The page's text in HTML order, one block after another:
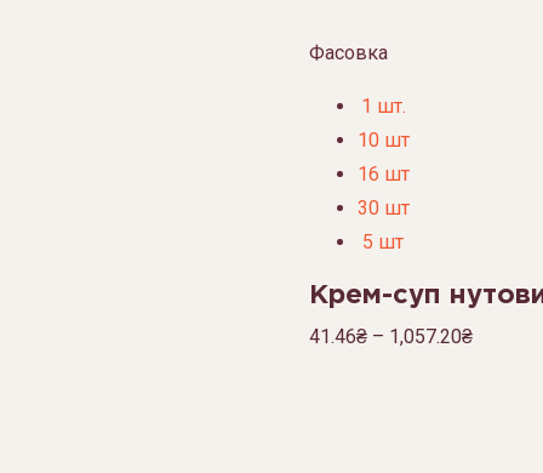
Фасовка
1 шт.
10 шт
16 шт
30 шт
5 шт
Крем-суп
41.46₴– 1,057.20₴